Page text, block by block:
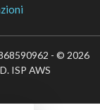
- © 2026
ISP AWS